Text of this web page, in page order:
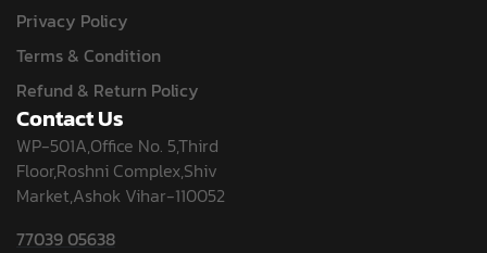
Privacy Policy
Terms & Condition
Refund & Return Policy
Contact Us
WP-501A,Office No. 5,Third
Floor,Roshni Complex,Shiv
Market,Ashok Vihar-110052
77039 05638